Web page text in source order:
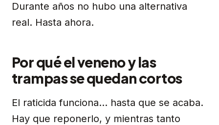
Durante años no hubo una alternativa
real. Hasta ahora.
Por qué el veneno y las
trampas se quedan cortos
El raticida funciona… hasta que se acaba.
Hay que reponerlo, y mientras tanto